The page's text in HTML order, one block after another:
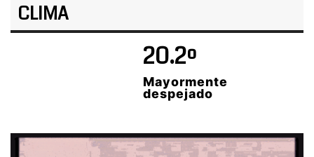
CLIMA
20.2º
Mayormente
despejado